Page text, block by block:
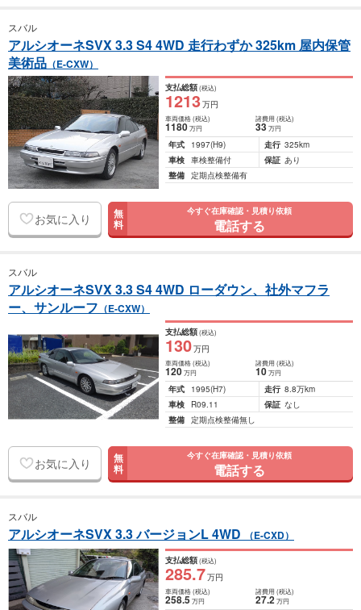
スバル
アルシオーネSVX 3.3 S4 4WD 走行わずか 325km 屋内保管
美術品 （E-CXW）
支払総額(税込)
1213万円
車両価格(税込)
1180万円
諸費用 (税込)
33 万円
年式 1997(H9) 走行 325km
車検 車検整備付 保証 あり
整備 定期点検整備有
お気に入り 無
料
今すぐ在庫確認・見積り依頼
電話する
スバル
アルシオーネSVX 3.3 S4 4WD ローダウン、社外マフラ
ー、サンルーフ （E-CXW）
支払総額(税込)
130万円
車両価格(税込)
120万円
諸費用 (税込)
10 万円
年式 1995(H7) 走行 8.8万km
車検
R09.11 保証 なし
整備 定期点検整備無し
お気に入り 無
料
今すぐ在庫確認・見積り依頼
電話する
スバル
アルシオーネSVX 3.3 バージョンL 4WD （E-CXD）
支払総額(税込)
285.7万円
車両価格(税込)
258.5万円
諸費用 (税込)
27.2 万円